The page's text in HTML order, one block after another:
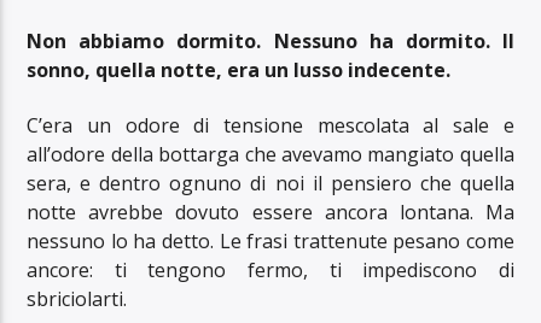
Non abbiamo dormito. Nessuno ha dormito. Il
sonno, quella notte, era un lusso indecente.
C’era un odore di tensione mescolata al sale e
all’odore della bottarga che avevamo mangiato quella
sera, e dentro ognuno di noi il pensiero che quella
notte avrebbe dovuto essere ancora lontana. Ma
nessuno lo ha detto. Le frasi trattenute pesano come
ancore: ti tengono fermo, ti impediscono di
sbriciolarti.